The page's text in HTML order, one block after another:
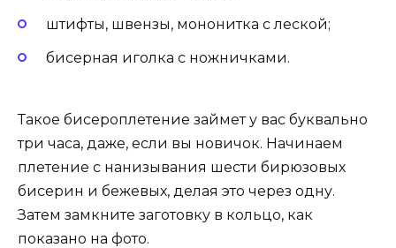
штифты, швензы, мононитка с леской;
бисерная иголка с ножничками.
Такое бисероплетение займет у вас буквально
три часа, даже, если вы новичок. Начинаем
плетение с нанизывания шести бирюзовых
бисерин и бежевых, делая это через одну.
Затем замкните заготовку в кольцо, как
показано на фото.